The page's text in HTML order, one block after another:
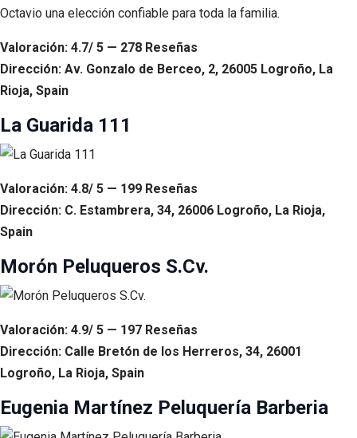
Octavio una elección confiable para toda la familia.
Valoración: 4.7/ 5 — 278 Reseñas
Dirección: Av. Gonzalo de Berceo, 2, 26005 Logroño, La
Rioja, Spain
La Guarida 111
Valoración: 4.8/ 5 — 199 Reseñas
Dirección: C. Estambrera, 34, 26006 Logroño, La Rioja,
Spain
Morón Peluqueros S.Cv.
Valoración: 4.9/ 5 — 197 Reseñas
Dirección: Calle Bretón de los Herreros, 34, 26001
Logroño, La Rioja, Spain
Eugenia Martínez Peluquería Barberia